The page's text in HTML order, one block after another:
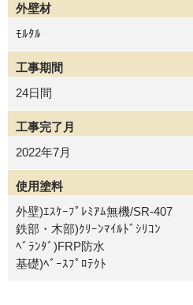
外壁材
ﾓﾙﾀﾙ
工事期間
24日間
工事完了月
2022年7月
使用塗料
外壁)ｴｽｹｰﾌﾟﾚﾐｱﾑ無機/SR-407
鉄部・木部)ｸﾘｰﾝﾏｲﾙﾄﾞｼﾘｺﾝ
ﾍﾞﾗﾝﾀﾞ)FRP防水
基礎)ﾍﾞｰｽﾌﾟﾛﾃｸﾄ